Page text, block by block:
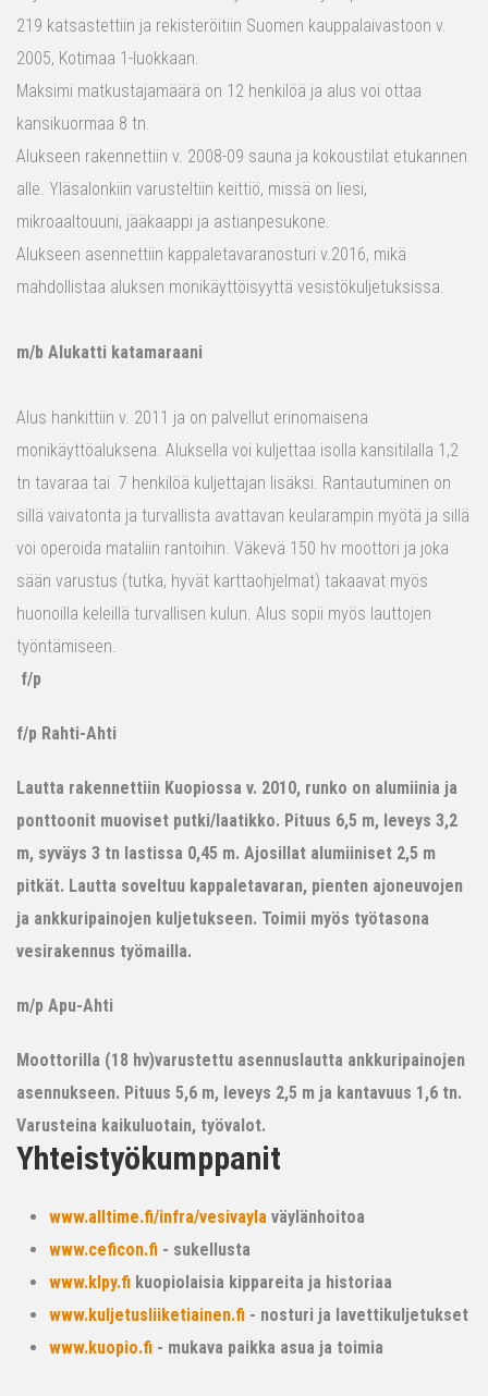
219 katsastettiin ja rekisteröitiin Suomen kauppalaivastoon v.
2005, Kotimaa 1-luokkaan.
Maksimi matkustajamäärä on 12 henkilöä ja alus voi ottaa
kansikuormaa 8 tn.
Alukseen rakennettiin v. 2008-09 sauna ja kokoustilat etukannen
alle. Yläsalonkiin varusteltiin keittiö, missä on liesi,
mikroaaltouuni, jääkaappi ja astianpesukone.
Alukseen asennettiin kappaletavaranosturi v.2016, mikä
mahdollistaa aluksen monikäyttöisyyttä vesistökuljetuksissa.
m/b Alukatti katamaraani
Alus hankittiin v. 2011 ja on palvellut erinomaisena
monikäyttöaluksena. Aluksella voi kuljettaa isolla kansitilalla 1,2
tn tavaraa tai 7 henkilöä kuljettajan lisäksi. Rantautuminen on
sillä vaivatonta ja turvallista avattavan keularampin myötä ja sillä
voi operoida mataliin rantoihin. Väkevä 150 hv moottori ja joka
sään varustus (tutka, hyvät karttaohjelmat) takaavat myös
huonoilla keleillä turvallisen kulun. Alus sopii myös lauttojen
työntämiseen.
f/p
f/p Rahti-Ahti
Lautta rakennettiin Kuopiossa v. 2010, runko on alumiinia ja
ponttoonit muoviset putki/laatikko. Pituus 6,5 m, leveys 3,2
m, syväys 3 tn lastissa 0,45 m. Ajosillat alumiiniset 2,5 m
pitkät. Lautta soveltuu kappaletavaran, pienten ajoneuvojen
ja ankkuripainojen kuljetukseen. Toimii myös työtasona
vesirakennus työmailla.
m/p Apu-Ahti
Moottorilla (18 hv)varustettu asennuslautta ankkuripainojen
asennukseen. Pituus 5,6 m, leveys 2,5 m ja kantavuus 1,6 tn.
Varusteina kaikuluotain, työvalot.
Yhteistyökumppanit
www.alltime.fi/infra/vesivayla väylänhoitoa
www.ceficon.fi - sukellusta
www.klpy.fi kuopiolaisia kippareita ja historiaa
www.kuljetusliiketiainen.fi - nosturi ja lavettikuljetukset
www.kuopio.fi - mukava paikka asua ja toimia